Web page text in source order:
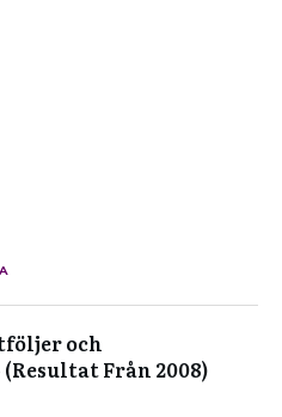
och
Från 2008)